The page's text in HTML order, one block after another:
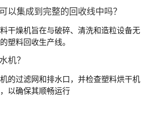
以集成到完整的回收线中吗？
干燥机旨在与破碎、清洗和造粒设备无
塑料回收生产线。
机？
的过滤网和排水口，并检查塑料烘干机
以确保其顺畅运行